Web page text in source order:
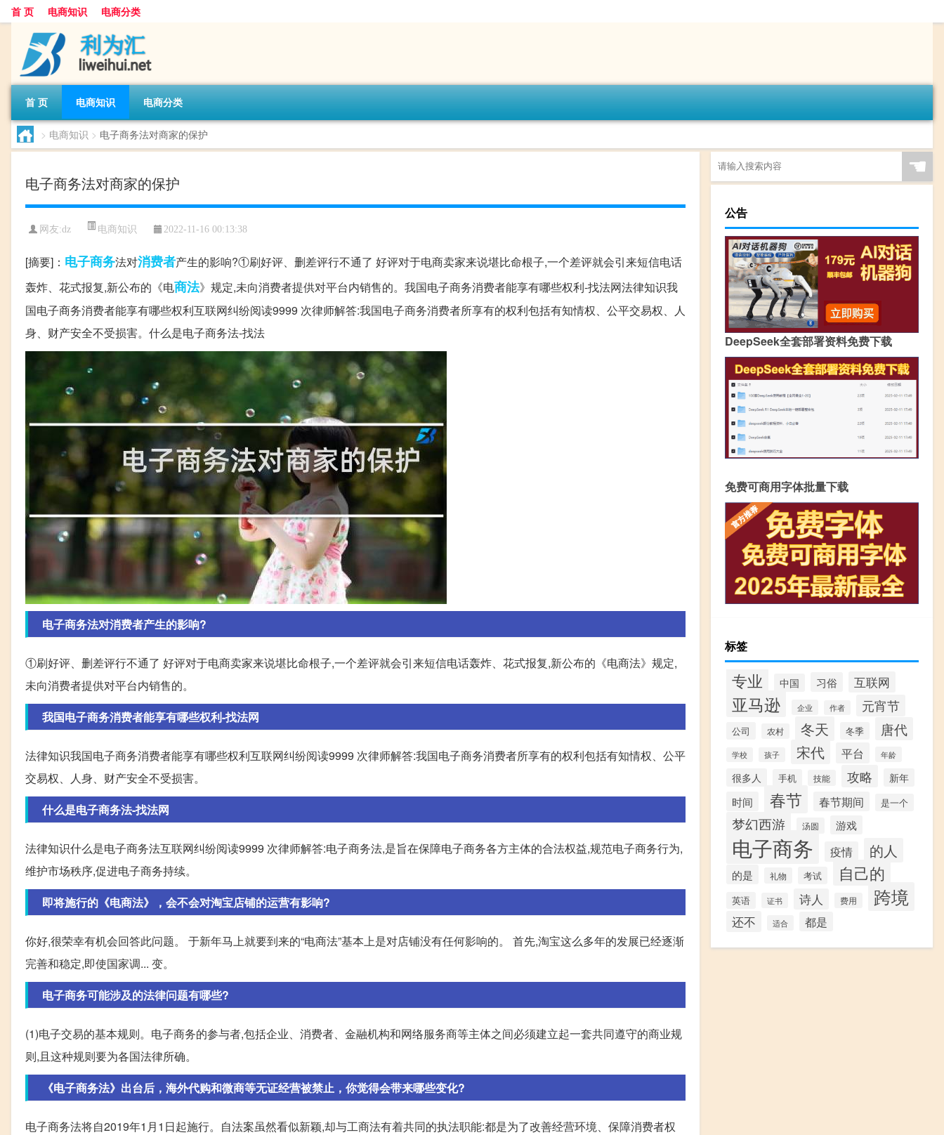
首 页 电商知识 电商分类
首 页 电商知识 电商分类
> 电商知识 > 电子商务法对商家的保护
电子商务法对商家的保护
网友:dz 电商知识 2022-11-16 00:13:38
[摘要]： 电子商务法对消费者产生的影响?①刷好评、删差评行不通了 好评对于电商卖家来说堪比命根子,一个差评就会引来短信电话
轰炸、花式报复,新公布的《电商法》规定,未向消费者提供对平台内销售的。我国电子商务消费者能享有哪些权利-找法网法律知识我
国电子商务消费者能享有哪些权利互联网纠纷阅读9999 次律师解答:我国电子商务消费者所享有的权利包括有知情权、公平交易权、人
身、财产安全不受损害。什么是电子商务法-找法
电子商务法对消费者产生的影响?
①刷好评、删差评行不通了 好评对于电商卖家来说堪比命根子,一个差评就会引来短信电话轰炸、花式报复,新公布的《电商法》规定,
未向消费者提供对平台内销售的。
我国电子商务消费者能享有哪些权利-找法网
法律知识我国电子商务消费者能享有哪些权利互联网纠纷阅读9999 次律师解答:我国电子商务消费者所享有的权利包括有知情权、公平
交易权、人身、财产安全不受损害。
什么是电子商务法-找法网
法律知识什么是电子商务法互联网纠纷阅读9999 次律师解答:电子商务法,是旨在保障电子商务各方主体的合法权益,规范电子商务行为,
维护市场秩序,促进电子商务持续。
即将施行的《电商法》，会不会对淘宝店铺的运营有影响?
你好,很荣幸有机会回答此问题。 于新年马上就要到来的“电商法”基本上是对店铺没有任何影响的。 首先,淘宝这么多年的发展已经逐渐
完善和稳定,即使国家调... 变。
电子商务可能涉及的法律问题有哪些?
(1)电子交易的基本规则。电子商务的参与者,包括企业、消费者、金融机构和网络服务商等主体之间必须建立起一套共同遵守的商业规
则,且这种规则要为各国法律所确。
《电子商务法》出台后，海外代购和微商等无证经营被禁止，你觉得会带来哪些变化?
电子商务法将自2019年1月1日起施行。自法案虽然看似新颖,却与工商法有着共同的执法职能:都是为了改善经营环境、保障消费者权
☚
公告
DeepSeek全套部署资料免费下载
免费可商用字体批量下载
标签
专业 中国 习俗 互联网
亚马逊 企业 作者 元宵节
公司 农村 冬天 冬季 唐代
学校 孩子 宋代 平台 年龄
很多人 手机 技能 攻略 新年
时间 春节 春节期间 是一个
梦幻西游 汤圆 游戏
电子商务 疫情 的人
的是 礼物 考试 自己的
英语 证书 诗人 费用 跨境
还不 适合 都是